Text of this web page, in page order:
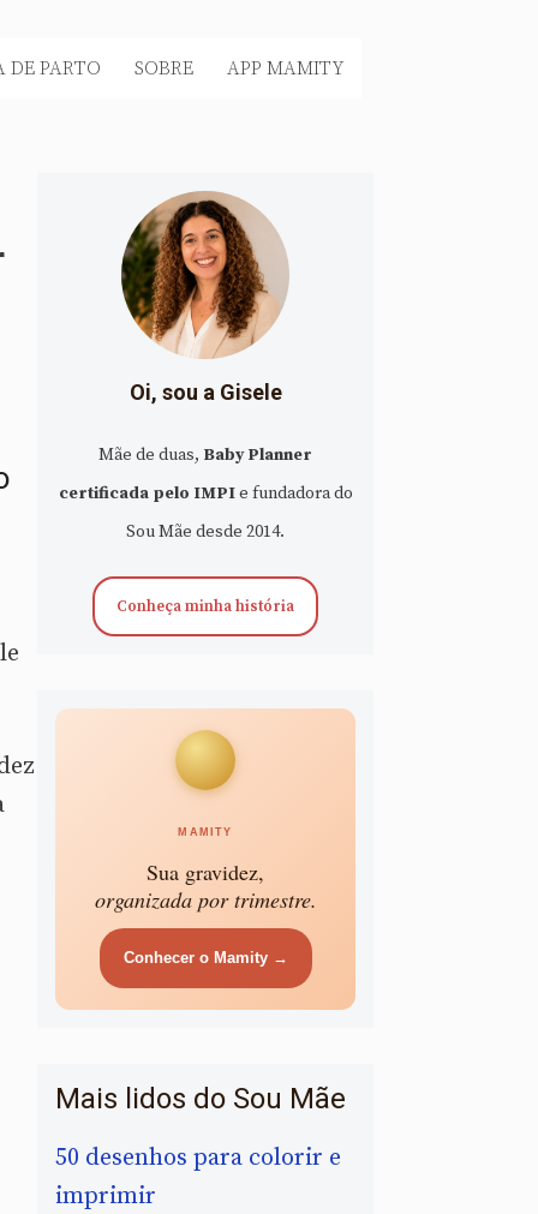
DE PARTO SOBRE APP MAMITY
Oi, sou a Gisele
Mãe de duas, Baby Planner
certificada pelo IMPIe fundadora do
Sou Mãe desde 2014.
Conheça minha história
MAMITY
Sua gravidez,
organizada por trimestre.
Conhecer o Mamity →
Mais lidos do Sou Mãe
50 desenhos para colorir e
imprimir